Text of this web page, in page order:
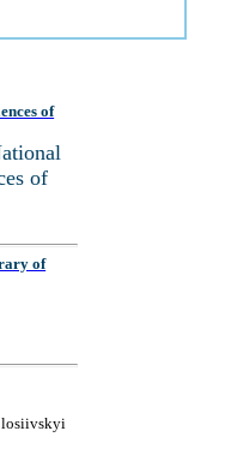
of
of
of